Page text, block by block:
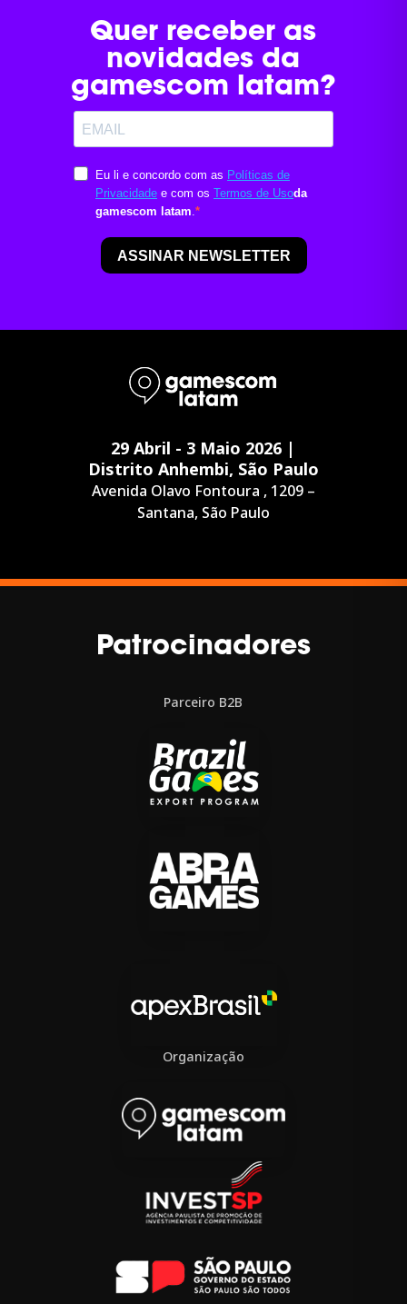
negócio nesse mercado em expansão.
Quer receber as
novidades da
gamescom latam?
29 Abril - 3 Maio 2026 |
Distrito Anhembi, São Paulo
Avenida Olavo Fontoura , 1209 –
Santana, São Paulo
Patrocinadores
Parceiro B2B
Organização